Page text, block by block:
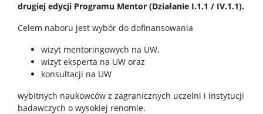
drugiej edycji Programu Mentor (Działanie I.1.1 / IV.1.1).
Celem naboru jest wybór do dofinansowania
wizyt mentoringowych na UW,
wizyt eksperta na UW oraz
konsultacji na UW
wybitnych naukowców z zagranicznych uczelni i instytucji
badawczych o wysokiej renomie.